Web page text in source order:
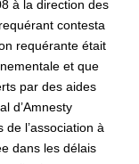
à la direction des
contesta
requérante était
et que
par des aides
d’Amnesty
l’association à
dans les délais